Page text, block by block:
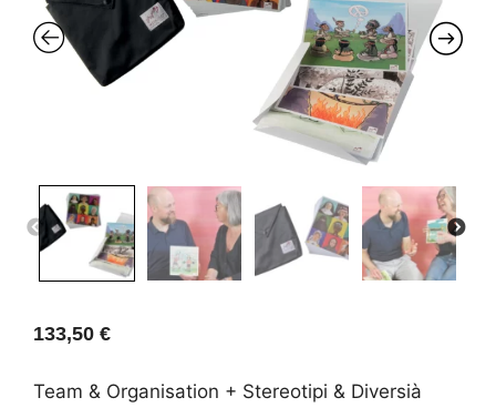
PREVIOUS NEXT
133,50 €
Team & Organisation + Stereotipi & Diversià